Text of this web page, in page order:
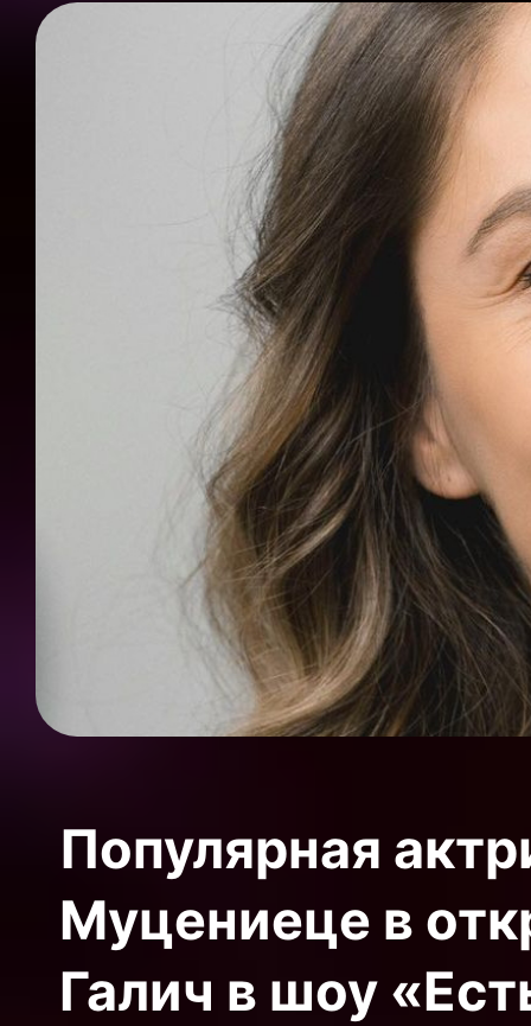
Популярная
Муцениеце в
Галич в шоу